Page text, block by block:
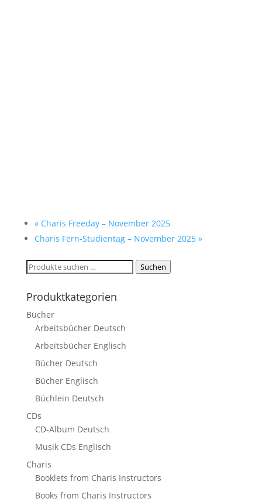
«Charis Freeday – November 2025
Charis Fern-Studientag – November 2025 »
Suchen
Suchen
Produktkategorien
Bücher
Arbeitsbücher Deutsch
Arbeitsbücher Englisch
Bücher Deutsch
Bücher Englisch
Büchlein Deutsch
CDs
CD-Album Deutsch
Musik CDs Englisch
Charis
Booklets from Charis Instructors
Books from Charis Instructors